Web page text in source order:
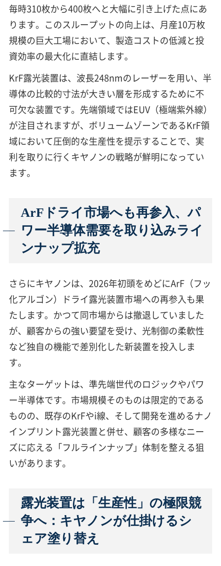
毎時310枚から400枚へと大幅に引き上げた点にあ
ります。このスループットの向上は、月産10万枚
規模の巨大工場において、製造コストの低減と投
資効率の最大化に直結します。
KrF露光装置は、波長248nmのレーザーを用い、半
導体の比較的寸法が大きい層を形成するために不
可欠な装置です。先端領域ではEUV（極端紫外線）
が注目されますが、ボリュームゾーンであるKrF領
域において圧倒的な生産性を提示することで、実
利を取りに行くキヤノンの戦略が鮮明になってい
ます。
ArFドライ市場へも再参入、パ
ワー半導体需要を取り込みライ
ンナップ拡充
さらにキヤノンは、2026年初頭をめどにArF（フッ
化アルゴン）ドライ露光装置市場への再参入も果
たします。かつて同市場からは撤退していました
が、顧客からの強い要望を受け、光制御の柔軟性
など独自の機能で差別化した新装置を投入しま
す。
主なターゲットは、準先端世代のロジックやパワ
ー半導体です。市場規模そのものは限定的である
ものの、既存のKrFやi線、そして開発を進めるナノ
インプリント露光装置と併せ、顧客の多様なニー
ズに応える「フルラインナップ」体制を整える狙
いがあります。
露光装置は「生産性」の極限競
争へ：キヤノンが仕掛けるシ
ェア塗り替え